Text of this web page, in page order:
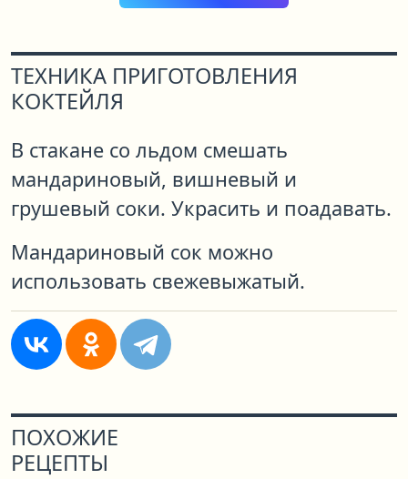
ТЕХНИКА ПРИГОТОВЛЕНИЯ
КОКТЕЙЛЯ
В стакане со льдом смешать
мандариновый, вишневый и
грушевый соки. Украсить и поадавать.
Мандариновый сок можно
использовать свежевыжатый.
ПОХОЖИЕ
РЕЦЕПТЫ